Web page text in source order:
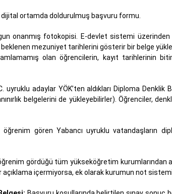
dijital ortamda doldurulmuş başvuru formu.
onanmış fotokopisi. E-devlet sistemi
mezuniyet tarihlerini gösterir bir belge
olan öğrencilerin, kayıt tarihlerinin
uyruklu adaylar YÖK’ten aldıkları Diploma
belgelerini de yükleyebilirler). Öğrenciler,
öğrenim gören Yabancı uyruklu vatandaşların
gördüğü tüm yükseköğretim kurumlarından
içermiyorsa, ek olarak kurumun not